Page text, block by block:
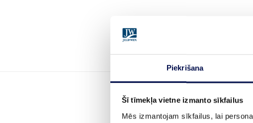
Piekrišana
Šī tīmekļa vietne izmanto sīkfailus
Mēs izmantojam sīkfailus, lai